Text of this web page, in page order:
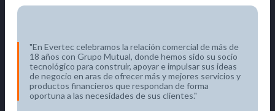
En Evertec celebramos la relación comercial de más de
18 años con Grupo Mutual, donde hemos sido su socio
tecnológico para construir, apoyar e impulsar sus ideas
de negocio en aras de ofrecer más y mejores servicios y
productos financieros que respondan de forma
oportuna a las necesidades de sus clientes.